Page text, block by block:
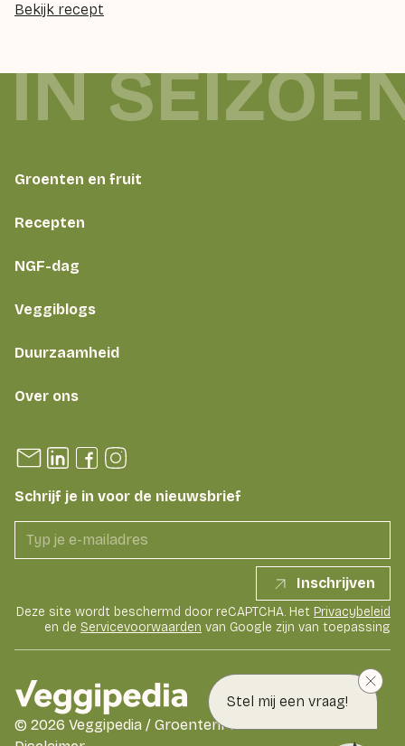
Stel mij een vraag!
Bekijk recept
Groenten en fruit
Recepten
NGF-dag
Veggiblogs
Duurzaamheid
Over ons
Schrijf je in voor de nieuwsbrief
Inschrijven
Deze site wordt beschermd door reCAPTCHA. Het Privacybeleid
en de Servicevoorwaarden van Google zijn van toepassing
© 2026 Veggipedia / GroentenFruit Huis